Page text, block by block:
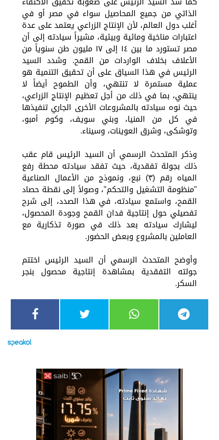
الذاتي من جميع المحاصيل سواء في مصر أو في
أغلب دول العالم، لأن الإنتاج الزراعي يعتمد على عدة
اعتبارات مناخية ومائية وبيئية، مشيراً سيادته إلى أن
مصر تستورد ما بين ١٤ إلى ١٧ مليون طن سنوياً من
الأعلاف بخلاف الواردات من القمح. وشدد السيد
الرئيس في هذا السياق على أن تحقيق التنمية هو
عملية مستمرة لا تنتهي، وأن الطموح أيضاً لا
ينتهي، بما في ذلك من أجل تعظيم الإنتاج الزراعي،
حيث نوه سيادته بالمشروعات الأخرى الجاري تنفيذها
في كل من المنيا، وبني سويف، وكوم أمبو،
وتوشكى، وشرق العوينات، وسيناء.
وذكر المتحدث الرسمي أن السيد الرئيس قام عقب
ذلك بجولة تفقدية، حيث تفقد سيادته محطة رفع
المياه رقم (٣) نبع، ونموذج من الأعمال الصناعية
"منظومة التشغيل والتحكم"، وصولاً إلى نقطة حصاد
القمح، واستمع سيادته، في هذا الصدد، إلى شرح
تفصيلي حول إنتاجية فدان القمح وجودة المحصول،
ليشارك سيادته بعد ذلك في صورة تذكارية مع
العاملين بالمشروع وبعض الحضور.
وأوضح المتحدث الرسمي أن السيد الرئيس اختتم
جولته التفقدية بمشاهدة إنتاجية محصول بنجر
السكر.